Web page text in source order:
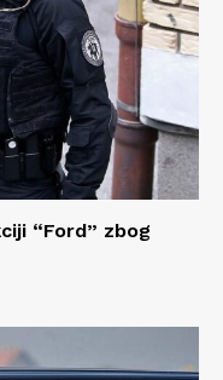
“Ford” zbog